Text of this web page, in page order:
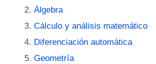
Álgebra
Cálculo y análisis matemático
Diferenciación automática
Geometría